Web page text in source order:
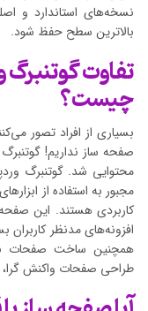
نسخه‌های استاندارد و
بالاترین سطح حفظ شود.
تفاوت
چیست؟
بسیاری از افراد تصور
محتوایی شد. گوتنبرگ
مجبور به استفاده از
کاربردی هستند. این
افزونه‌های مدنظر
همچنین ساخت صفحات
طراحی صفحات واکنش